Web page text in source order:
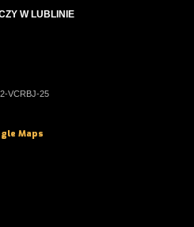
W LUBLINIE
VCRBJ-25
Maps